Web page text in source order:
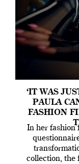
‘IT WAS
PAULA
FASHION
In her fashion
collection, the